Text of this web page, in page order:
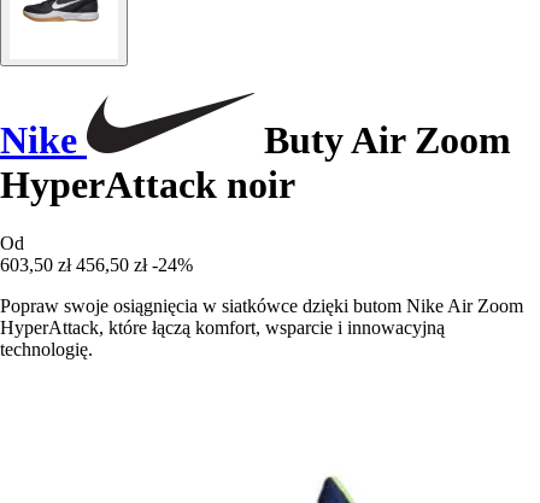
Nike
Buty Air Zoom
HyperAttack noir
Od
603,50 zł 456,50 zł -24%
Popraw swoje osiągnięcia w siatkówce dzięki butom Nike Air Zoom
HyperAttack, które łączą komfort, wsparcie i innowacyjną
technologię.